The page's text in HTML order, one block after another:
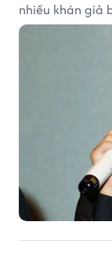
nhiều khán giả